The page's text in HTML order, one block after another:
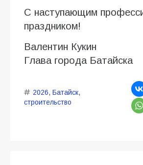
С наступающим
праздником!
Валентин Кукин
Глава города Батайска
2026, Батайск,
строительство